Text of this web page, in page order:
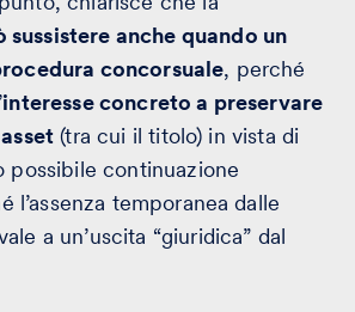
anche quando un
concorsuale, perché
interesse concreto a preservare
(tra cui il titolo) in vista di
possibile continuazione
l’assenza temporanea dalle
a un’uscita “giuridica” dal